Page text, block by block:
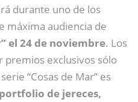
durante uno de los
máxima audiencia de
el 24 de noviembre. Los
premios exclusivos sólo
“Cosas de Mar” es
de jereces,